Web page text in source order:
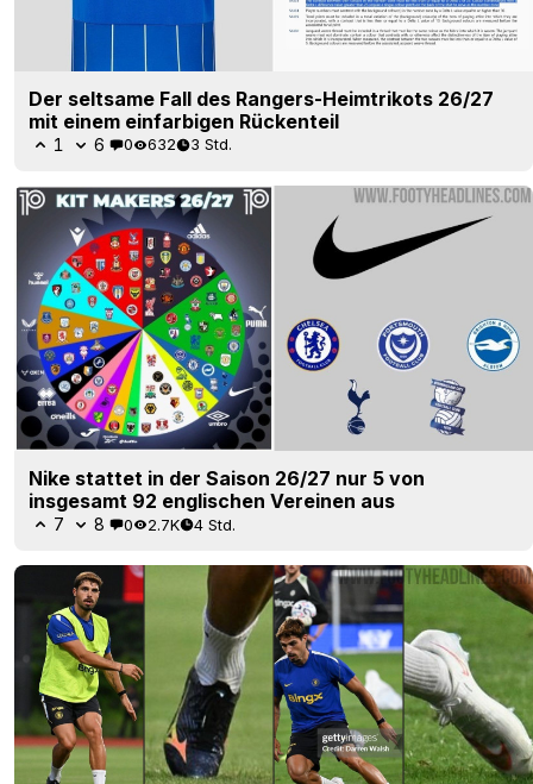
Der seltsame Fall des Rangers-Heimtrikots 26/27
mit einem einfarbigen Rückenteil
1 6 0 632 3 Std.
Nike stattet in der Saison 26/27 nur 5 von
insgesamt 92 englischen Vereinen aus
7 8 0 2.7K 4 Std.